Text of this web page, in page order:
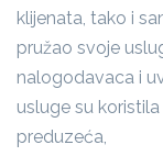
klijenata, tako i
pružao svoje
nalogodavaca i
usluge su
preduzeća,